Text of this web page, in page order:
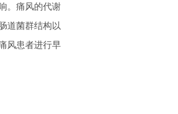
。痛风的代谢
道菌群结构以
风患者进行早